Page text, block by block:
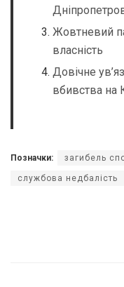
Жовтневий
власність
Довічне
вбивства на
Позначки: загибель
службова недбалість